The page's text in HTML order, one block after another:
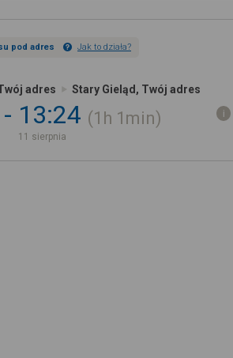
pod adres Jak to działa?
adres Stary Gieląd, Twój adres
13:24
11 sierpnia
1h 1min